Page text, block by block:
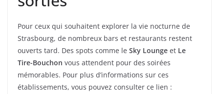
Pour ceux qui souhaitent explorer la vie nocturne de
Strasbourg, de nombreux bars et restaurants restent
ouverts tard. Des spots comme le Sky Lounge et Le
Tire-Bouchon vous attendent pour des soirées
mémorables. Pour plus d’informations sur ces
établissements, vous pouvez consulter ce lien :